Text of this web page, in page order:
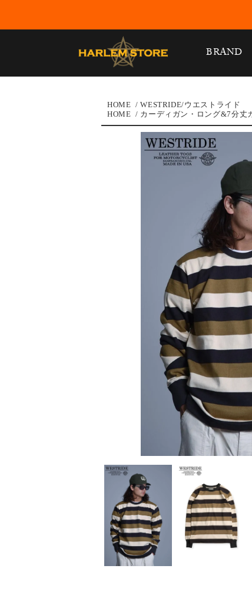
BRAND
HOME /WESTRIDE/ウエストライド
HOME / カーディガン・ロング&7分丈